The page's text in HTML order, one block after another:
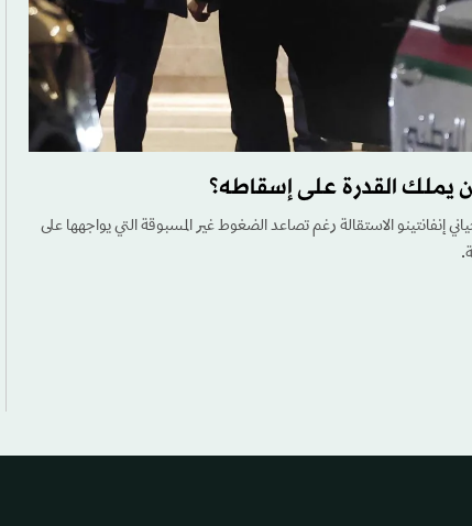
يملك القدرة على إسقاطه؟
إنفانتينو الاستقالة رغم تصاعد الضغوط غير المسبوقة التي يواجهها على